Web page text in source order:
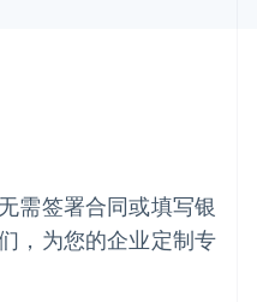
需签署合同或填写银
，为您的企业定制专